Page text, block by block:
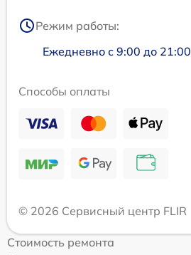
Режим работы:
Ежедневно с 9:00 до 21:00
Способы оплаты
© 2026 Сервисный центр FLIR
Стоимость ремонта